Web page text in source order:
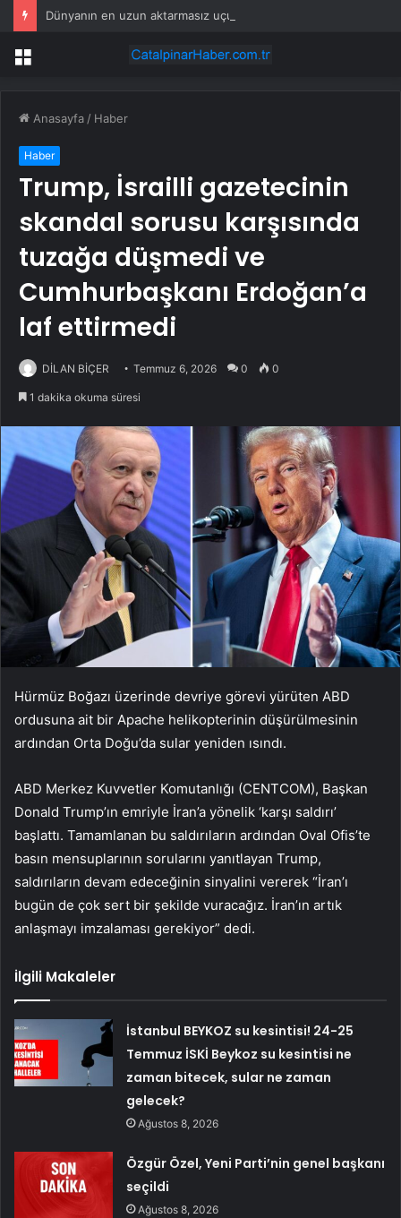
Menü
Anasayfa / Haber
Haber
Trump, İsrailli gazetecinin
skandal sorusu karşısında
tuzağa düşmedi ve
Cumhurbaşkanı Erdoğan’a
laf ettirmedi
DİLAN BİÇER Temmuz 6, 2026 0 0
1 dakika okuma süresi
Hürmüz Boğazı üzerinde devriye görevi yürüten ABD
ordusuna ait bir Apache helikopterinin düşürülmesinin
ardından Orta Doğu’da sular yeniden ısındı.
ABD Merkez Kuvvetler Komutanlığı (CENTCOM), Başkan
Donald Trump’ın emriyle İran’a yönelik ‘karşı saldırı’
başlattı. Tamamlanan bu saldırıların ardından Oval Ofis’te
basın mensuplarının sorularını yanıtlayan Trump,
saldırıların devam edeceğinin sinyalini vererek “İran’ı
bugün de çok sert bir şekilde vuracağız. İran’ın artık
anlaşmayı imzalaması gerekiyor” dedi.
İlgili Makaleler
İstanbul BEYKOZ su kesintisi! 24-25
Temmuz İSKİ Beykoz su kesintisi ne
zaman bitecek, sular ne zaman
gelecek?
Ağustos 8, 2026
Özgür Özel, Yeni Parti’nin genel başkanı
seçildi
Ağustos 8, 2026